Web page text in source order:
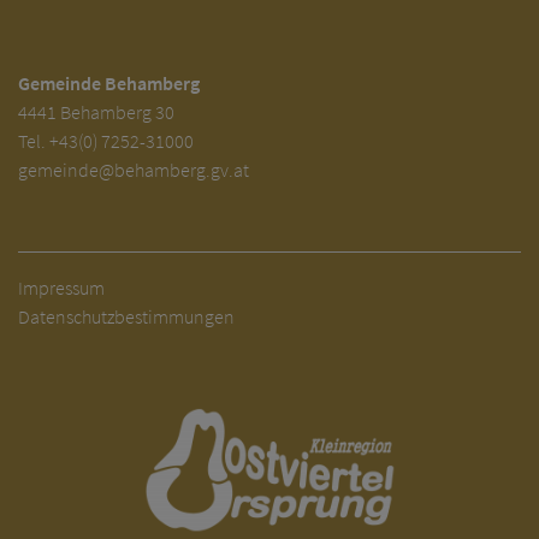
Gemeinde Behamberg
4441 Behamberg 30
Tel. +43(0) 7252-31000
gemeinde@behamberg.gv.at
Impressum
Datenschutzbestimmungen